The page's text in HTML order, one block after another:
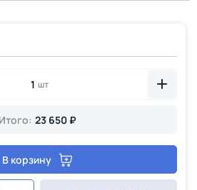
шт
Итого: 23 650 ₽
В корзину